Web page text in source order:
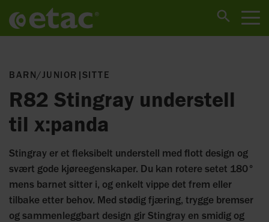
BARN/JUNIOR |SITTE
R82 Stingray understell
til x:panda
Stingray er et fleksibelt understell med flott design og
svært gode kjøreegenskaper. Du kan rotere setet 180°
mens barnet sitter i, og enkelt vippe det frem eller
tilbake etter behov. Med stødig fjæring, trygge bremser
og sammenleggbart design gir Stingray en smidig og